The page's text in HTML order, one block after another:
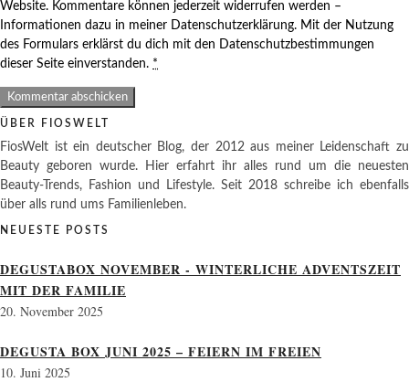
Website. Kommentare können jederzeit widerrufen werden –
Informationen dazu in meiner Datenschutzerklärung. Mit der Nutzung
des Formulars erklärst du dich mit den Datenschutzbestimmungen
dieser Seite einverstanden. *
ÜBER FIOSWELT
FiosWelt ist ein deutscher Blog, der 2012 aus meiner Leidenschaft zu
Beauty geboren wurde. Hier erfahrt ihr alles rund um die neuesten
Beauty-Trends, Fashion und Lifestyle. Seit 2018 schreibe ich ebenfalls
über alls rund ums Familienleben.
NEUESTE POSTS
DEGUSTABOX NOVEMBER - WINTERLICHE ADVENTSZEIT
MIT DER FAMILIE
20. November 2025
DEGUSTA BOX JUNI 2025 – FEIERN IM FREIEN
10. Juni 2025